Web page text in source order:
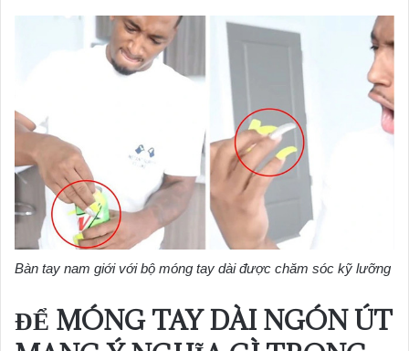
Bàn tay nam giới với bộ móng tay dài được chăm sóc kỹ lưỡng
ĐỂ MÓNG TAY DÀI NGÓN ÚT